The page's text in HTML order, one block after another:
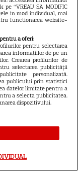
Black
preia
noul Ghost
Marvel.
Comic-Con i-
fani
“VREAU SA MODIFIC
in mod individual, mai
functionarea website-
a oferi:
pentru selectarea
informațiilor de pe un
Crearea profilurilor de
selectarea publicității
personalizată.
publicului prin statistici
datelor limitate pentru a
a selecta publicitatea.
dispozitivului.